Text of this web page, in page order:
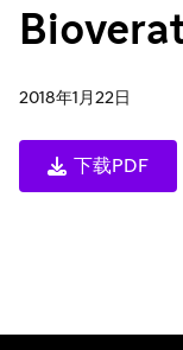
2018年1月22日
下载PDF